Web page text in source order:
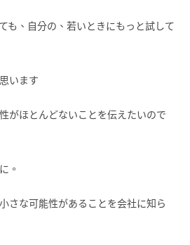
も、自分の、若いときにもっと試して
います
がほとんどないことを伝えたいので
。
さな可能性があることを会社に知ら